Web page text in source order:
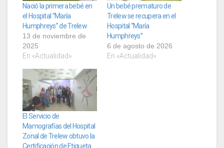
Nació la primera bebé en
el Hospital “María
Humphreys” de Trelew
13 de noviembre de
2025
En «Actualidad»
Un bebé prematuro de
Trelew se recupera en el
Hospital “María
Humphreys”
6 de agosto de 2026
En «Actualidad»
El Servicio de
Mamografías del Hospital
Zonal de Trelew obtuvo la
Certificación de Etiqueta